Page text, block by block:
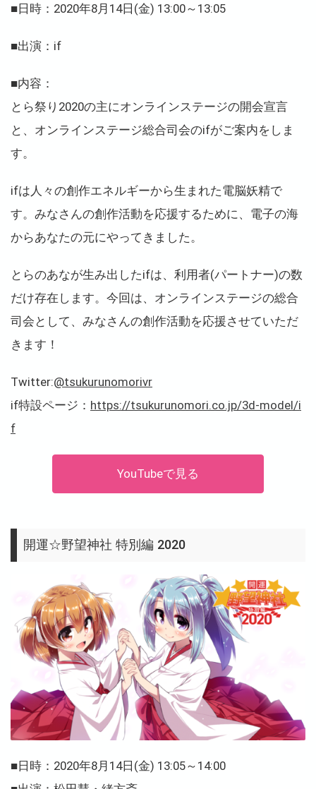
■日時：2020年8月14日(金) 13:00～13:05
■出演：if
■内容：
とら祭り2020の主にオンラインステージの開会宣言
と、オンラインステージ総合司会のifがご案内をしま
す。
ifは人々の創作エネルギーから生まれた電脳妖精で
す。みなさんの創作活動を応援するために、電子の海
からあなたの元にやってきました。
とらのあなが生み出したifは、利用者(パートナー)の数
だけ存在します。今回は、オンラインステージの総合
司会として、みなさんの創作活動を応援させていただ
きます！
Twitter:@tsukurunomorivr
if特設ページ： https://tsukurunomori.co.jp/3d-model/i
f
YouTubeで見る
開運☆野望神社 特別編 2020
■日時：2020年8月14日(金) 13:05～14:00